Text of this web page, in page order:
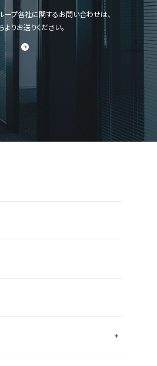
ループ各社に関するお問い合わせは、
よりお送りください。